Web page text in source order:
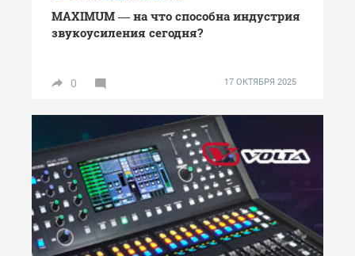
MAXIMUM — на что способна индустрия
звукоусиления сегодня?
0 17 ОКТЯБРЯ 2025